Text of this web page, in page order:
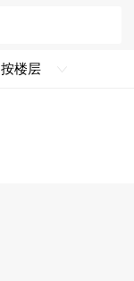
按楼层